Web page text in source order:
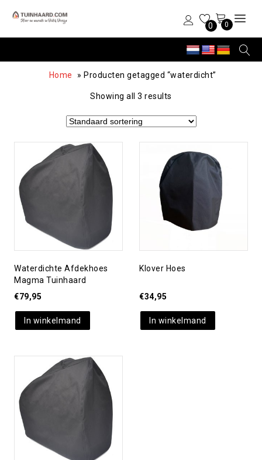
0 0
Home » Producten getagged “waterdicht”
Showing all 3 results
Waterdichte Afdekhoes
Magma Tuinhaard
€79,95
In winkelmand
Klover Hoes
€34,95
In winkelmand